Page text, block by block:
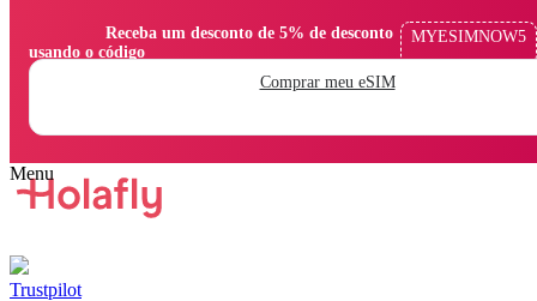
usando o código
MYESIMNOW5
Comprar meu eSIM
Trustpilot